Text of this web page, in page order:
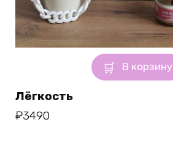
В корзину
Лёгкость
₽3490